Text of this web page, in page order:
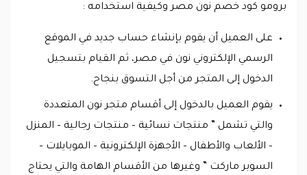
برومو كود خصم نون مصر وكيفية استخدامه :
على العميل أن يقوم بإنشاء حساب جديد في الموقع
الرسمي الإلكتروني نون في مصر، ثم القيام بتسجيل
الدخول إلى المتجر من أجل التسوق بنجاح.
يقوم العميل بالدخول إلى أقسام متجر نون المتعددة
والتي تشمل ” منتجات نسائية – منتجات رجالية – المنزل
– الألعاب والأطفال – الأجهزة الإلكترونية – الموبايلات –
السوبر ماركت ” وغيرها من الأقسام الهامة والتي يحتاج